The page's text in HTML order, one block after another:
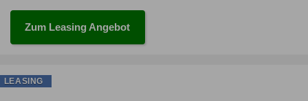
Zum Leasing Angebot
LEASING